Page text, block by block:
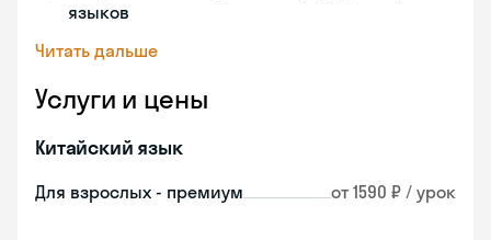
языков
Читать дальше
Услуги и цены
Китайский язык
Для взрослых - премиум от 1590 ₽ / урок